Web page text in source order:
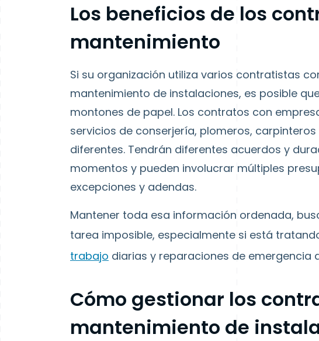
Los beneficios de los
mantenimiento
Si su organización utiliza varios contratistas
mantenimiento de instalaciones, es posible
montones de papel. Los contratos con
servicios de conserjería, plomeros,
diferentes. Tendrán diferentes acuerdos y
momentos y pueden involucrar múltiples
excepciones y adendas.
Mantener toda esa información ordenada,
tarea imposible, especialmente si está
trabajo diarias y reparaciones de emergencia
Cómo gestionar los
mantenimiento de